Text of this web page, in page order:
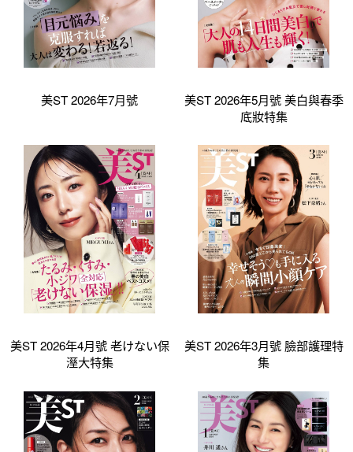
美ST 2026年7月號
美ST 2026年5月號 美白與春季
底妝特集
美ST 2026年4月號 老けない保
溼大特集
美ST 2026年3月號 臉部護理特
集